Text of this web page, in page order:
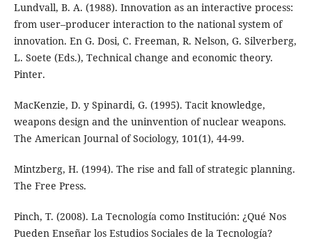
Lundvall, B. A. (1988). Innovation as an interactive process:
from user–producer interaction to the national system of
innovation. En G. Dosi, C. Freeman, R. Nelson, G. Silverberg,
L. Soete (Eds.), Technical change and economic theory.
Pinter.
MacKenzie, D. y Spinardi, G. (1995). Tacit knowledge,
weapons design and the uninvention of nuclear weapons.
The American Journal of Sociology, 101(1), 44-99.
Mintzberg, H. (1994). The rise and fall of strategic planning.
The Free Press.
Pinch, T. (2008). La Tecnología como Institución: ¿Qué Nos
Pueden Enseñar los Estudios Sociales de la Tecnología?